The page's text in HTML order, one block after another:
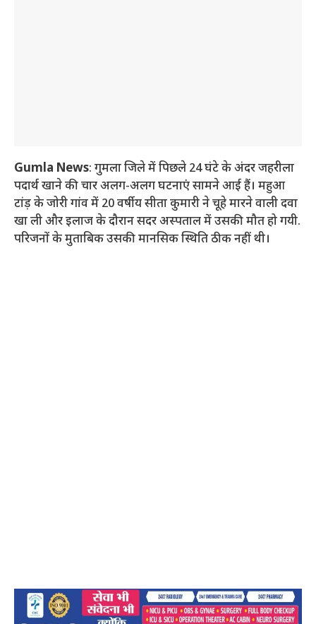
Gumla News: गुमला जिले में पिछले 24 घंटे के अंदर जहरीला
पदार्थ खाने की चार अलग-अलग घटनाएं सामने आई हैं। महुआ
टांड़ के जोरी गांव में 20 वर्षीय सीता कुमारी ने चूहे मारने वाली दवा
खा ली और इलाज के दौरान सदर अस्पताल में उसकी मौत हो गयी.
परिजनों के मुताबिक उसकी मानसिक स्थिति ठीक नहीं थी।